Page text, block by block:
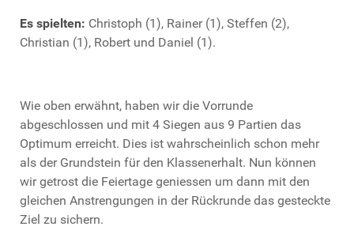
Es spielten: Christoph (1), Rainer (1), Steffen (2),
Christian (1), Robert und Daniel (1).
Wie oben erwähnt, haben wir die Vorrunde
abgeschlossen und mit 4 Siegen aus 9 Partien das
Optimum erreicht. Dies ist wahrscheinlich schon mehr
als der Grundstein für den Klassenerhalt. Nun können
wir getrost die Feiertage geniessen um dann mit den
gleichen Anstrengungen in der Rückrunde das gesteckte
Ziel zu sichern.